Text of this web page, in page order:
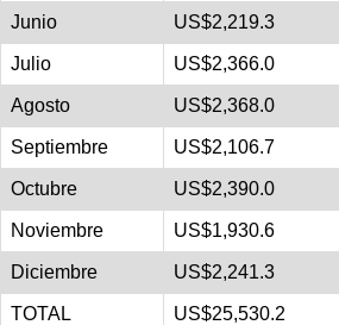
Junio US$2,219.3
Julio US$2,366.0
Agosto US$2,368.0
Septiembre US$2,106.7
Octubre US$2,390.0
Noviembre US$1,930.6
Diciembre US$2,241.3
TOTAL US$25,530.2